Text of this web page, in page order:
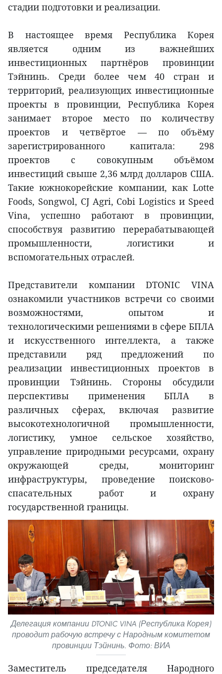
стадии подготовки и реализации.
В настоящее время Республика Корея
является одним из важнейших
инвестиционных партнёров провинции
Тэйнинь. Среди более чем 40 стран и
территорий, реализующих инвестиционные
проекты в провинции, Республика Корея
занимает второе место по количеству
проектов и четвёртое — по объёму
зарегистрированного капитала: 298
проектов с совокупным объёмом
инвестиций свыше 2,36 млрд долларов США.
Такие южнокорейские компании, как Lotte
Foods, Songwol, CJ Agri, Cobi Logistics и Speed
Vina, успешно работают в провинции,
способствуя развитию перерабатывающей
промышленности, логистики и
вспомогательных отраслей.
Представители компании DTONIC VINA
ознакомили участников встречи со своими
возможностями, опытом и
технологическими решениями в сфере БПЛА
и искусственного интеллекта, а также
представили ряд предложений по
реализации инвестиционных проектов в
провинции Тэйнинь. Стороны обсудили
перспективы применения БПЛА в
различных сферах, включая развитие
высокотехнологичной промышленности,
логистику, умное сельское хозяйство,
управление природными ресурсами, охрану
окружающей среды, мониторинг
инфраструктуры, проведение поисково-
спасательных работ и охрану
государственной границы.
Делегация компании DTONIC VINA (Республика Корея)
проводит рабочую встречу с Народным комитетом
провинции Тэйнинь. Фото: ВИА
Заместитель председателя Народного